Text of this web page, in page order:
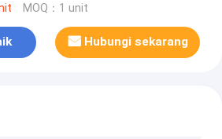
MOQ：1 unit
Hubungi sekarang